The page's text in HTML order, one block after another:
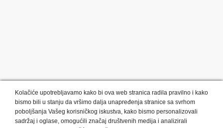
Kolačiće upotrebljavamo kako bi ova web stranica radila pravilno i kako
bismo bili u stanju da vršimo dalja unapređenja stranice sa svrhom
poboljšanja Vašeg korisničkog iskustva, kako bismo personalizovali
sadržaj i oglase, omogućili značaj društvenih medija i analizirali